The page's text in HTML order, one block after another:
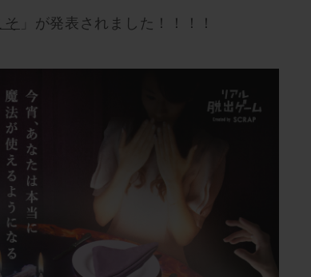
そ 」が発表されました！！！！